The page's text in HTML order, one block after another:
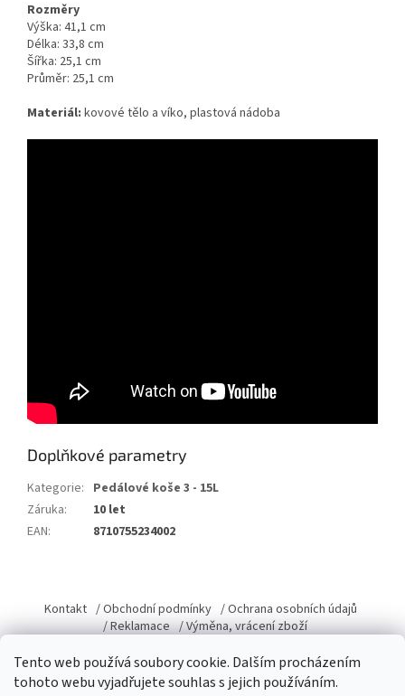
Tento web používá soubory cookie. Dalším procházením
tohoto webu vyjadřujete souhlas s jejich používáním.
Rozměry
Výška: 41,1 cm
Délka: 33,8 cm
Šířka: 25,1 cm
Průměr: 25,1 cm
Materiál: kovové tělo a víko, plastová nádoba
Doplňkové parametry
Kategorie: Pedálové koše 3 - 15L
Záruka:
10 let
EAN: 8710755234002
a
Kontakt / Obchodní podmínky / Ochrana osobních údajů
/ Reklamace / Výměna, vrácení zboží